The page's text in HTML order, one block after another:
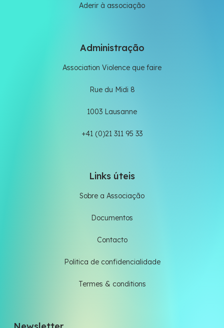
Aderir à associação
Administração
Association Violence que faire
Rue du Midi 8
1003 Lausanne
+41 (0)21 311 95 33
Links úteis
Sobre a Associação
Documentos
Contacto
Politica de confidencialidade
Termes & conditions